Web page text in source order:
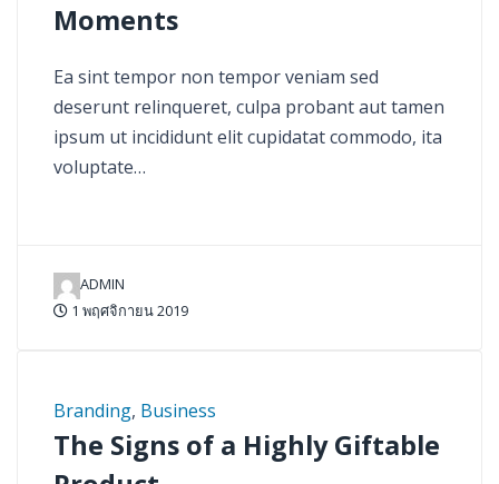
Moments
Ea sint tempor non tempor veniam sed
deserunt relinqueret, culpa probant aut tamen
ipsum ut incididunt elit cupidatat commodo, ita
voluptate…
ADMIN
1 พฤศจิกายน 2019
Branding, Business
The Signs of a Highly Giftable